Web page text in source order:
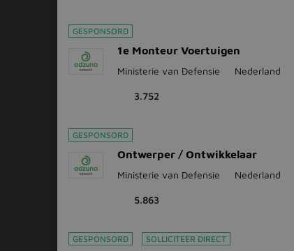
GESPONSORD
1e Monteur Voertuigen
Ministerie van Defensie Nederland
3.752
GESPONSORD
Ontwerper / Ontwikkelaar
Ministerie van Defensie Nederland
5.863
GESPONSORD SOLLICITEER DIRECT